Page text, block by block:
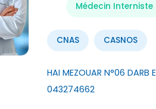
Médecin Interniste
CNAS CASNOS
HAI MEZOUAR N°06
043274662